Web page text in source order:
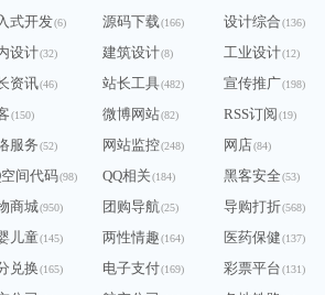
式开发(6) 源码下载(166) 设计综合(136)
设计(32) 建筑设计(8) 工业设计(12)
资讯(46) 站长工具(482) 宣传推广(198)
(150) 微博网站(82) RSS订阅(19)
服务(52) 网站监控(248) 网店(84)
空间代码(98) QQ相关(184) 黑客安全(53)
商城(950) 团购导航(25) 导购打折(568)
儿童(145) 两性情趣(164) 医药保健(137)
兑换(165) 电子支付(169) 彩票平台(131)